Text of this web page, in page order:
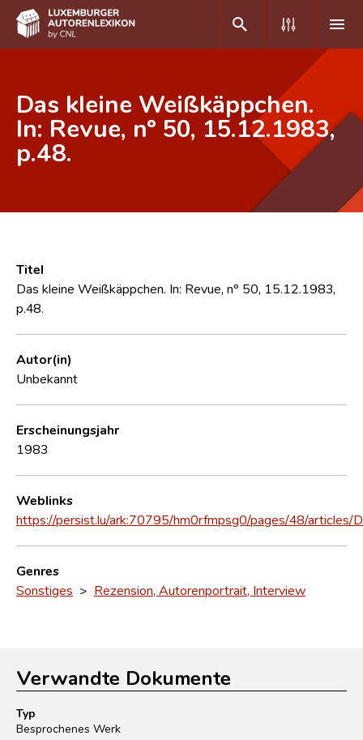
DE FR
Home
Erweiterte Suche
CNL
Forschungsgruppe
Das kleine Weißkäppchen.
In: Revue, nº 50, 15.12.1983,
p.48.
Titel
Das kleine Weißkäppchen. In: Revue, nº 50, 15.12.1983,
p.48.
Autor(in)
Unbekannt
Erscheinungsjahr
1983
Weblinks
https://persist.lu/ark:70795/hm0rfmpsg0/pages/48/articles/
Genres
Sonstiges > Rezension, Autorenportrait, Interview
Verwandte Dokumente
Typ
Besprochenes Werk